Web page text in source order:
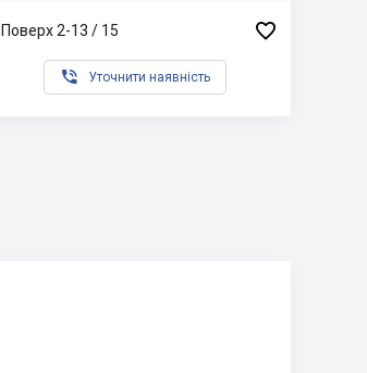
Поверх 2-13 / 15 
 Уточнити наявність